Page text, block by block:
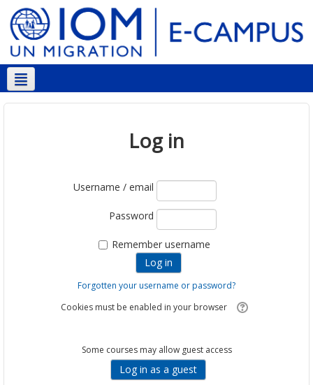
English ‎(en)‎
Log in
Username / email
Password
Remember username
Forgotten your username or password?
Cookies must be enabled in your browser
Some courses may allow guest access